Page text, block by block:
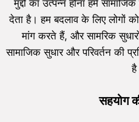
मुद्दों का उत्पन्न होना हमें
देता है। हम बदलाव के लिए लोगों
मांग करते हैं, और सामरिक
सामाजिक सुधार और परिवर्तन की
सहयोग